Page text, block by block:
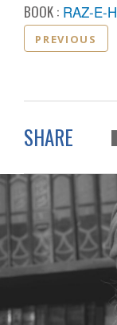
BOOK : RAZ-E-
PREVIOUS
SHARE